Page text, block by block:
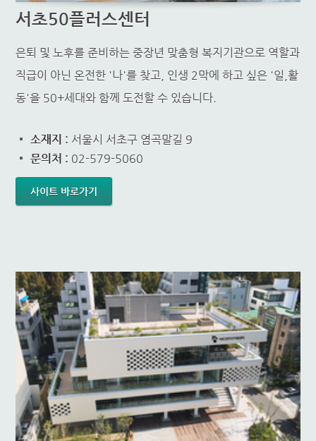
서초50플러스센터
은퇴 및 노후를 준비하는 중장년 맞춤형 복지기관으로 역할과
직급이 아닌 온전한 '나'를 찾고, 인생 2막에 하고 싶은 '일,활
동'을 50+세대와 함께 도전할 수 있습니다.
소재지 : 서울시 서초구 염곡말길 9
문의처 : 02-579-5060
사이트 바로가기